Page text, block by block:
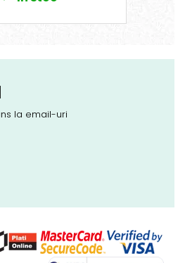
la email-uri